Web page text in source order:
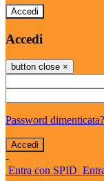
Accedi
Accedi
button close ×
Password dimenticata?
-
Entra con SPID